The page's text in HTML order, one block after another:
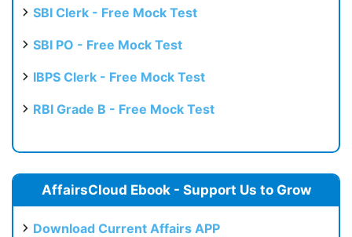
SBI Clerk - Free Mock Test
SBI PO - Free Mock Test
IBPS Clerk - Free Mock Test
RBI Grade B - Free Mock Test
AffairsCloud Ebook - Support Us to Grow
Download Current Affairs APP